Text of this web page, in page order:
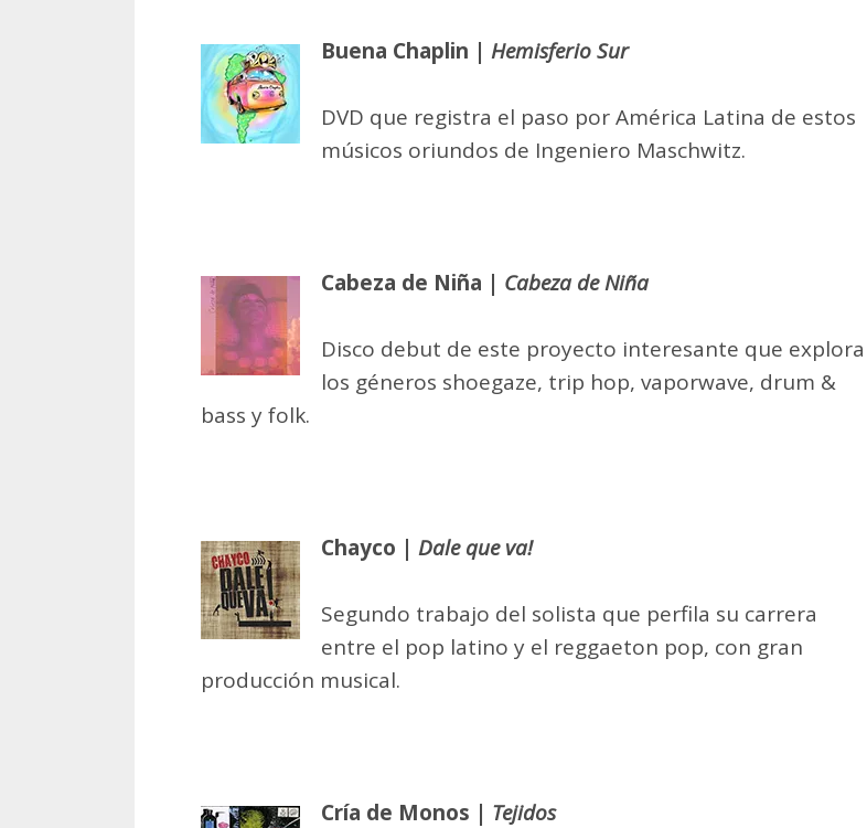
Buena Chaplin | Hemisferio Sur
DVD que registra el paso por América Latina de estos
músicos oriundos de Ingeniero Maschwitz.
Cabeza de Niña | Cabeza de Niña
Disco debut de este proyecto interesante que explora
los géneros shoegaze, trip hop, vaporwave, drum &
bass y folk.
Chayco | Dale que va!
Segundo trabajo del solista que perfila su carrera
entre el pop latino y el reggaeton pop, con gran
producción musical.
Cría de Monos | Tejidos